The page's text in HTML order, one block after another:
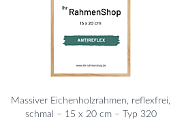
Massiver Eichenholzrahmen, reflexfrei,
schmal – 15 x 20 cm – Typ 320